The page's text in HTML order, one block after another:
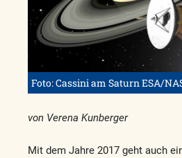
Foto: Cassini am Saturn ESA/
von Verena Kunberger
Mit dem Jahre 2017 geht auch